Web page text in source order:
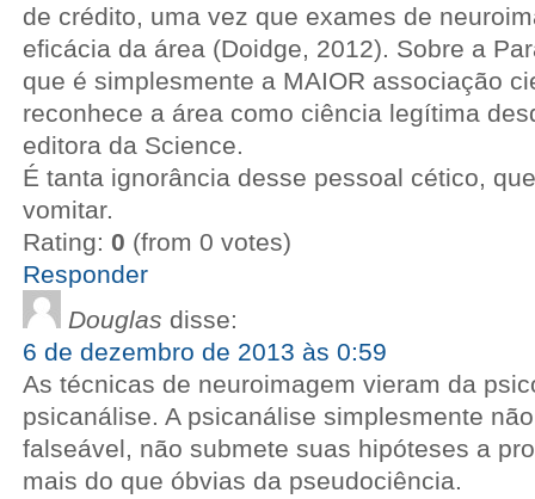
de crédito, uma vez que exames de
eficácia da área (Doidge, 2012). Sobre a
que é simplesmente a MAIOR associação
reconhece a área como ciência legítima
editora da Science.
É tanta ignorância desse pessoal cético,
vomitar.
Rating: 0 (from 0 votes)
Responder
Douglas disse:
6 de dezembro de 2013 às 0:59
As técnicas de neuroimagem vieram da
psicanálise. A psicanálise simplesmente
falseável, não submete suas hipóteses a
mais do que óbvias da pseudociência.